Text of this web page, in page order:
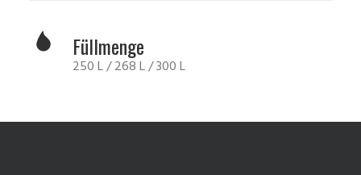
Füllmenge
250 L / 268 L / 300 L